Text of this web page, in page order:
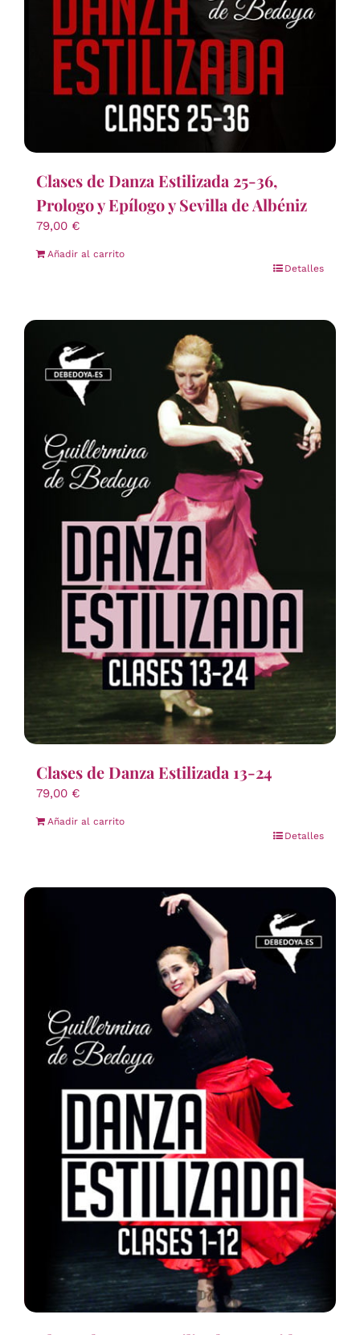
Clases de Danza Estilizada 25-36,
Prologo y Epílogo y Sevilla de Albéniz
79,00 €
Añadir al carrito
Detalles
Clases de Danza Estilizada 13-24
79,00 €
Añadir al carrito
Detalles